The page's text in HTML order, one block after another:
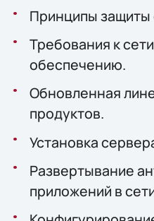
Принципы защиты
Требования к
обеспечению.
Обновленная
продуктов.
Установка
Развертывание
приложений в